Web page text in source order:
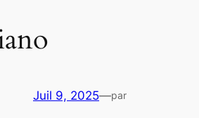
Juil 9, 2025—par